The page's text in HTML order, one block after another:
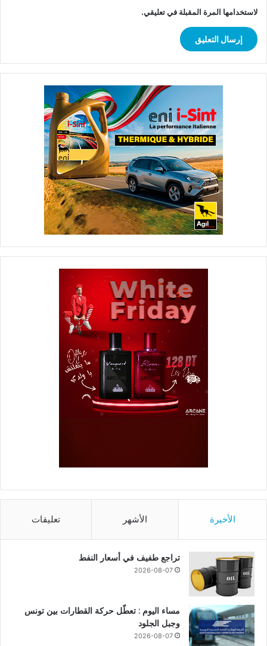
لاستخدامها المرة المقبلة في تعليقي.
الأخيرة الأشهر تعليقات
تراجع طفيف في أسعار النفط
2026-08-07
مساء اليوم : تعطّل حركة القطارات بين تونس
وجبل الجلود
2026-08-07